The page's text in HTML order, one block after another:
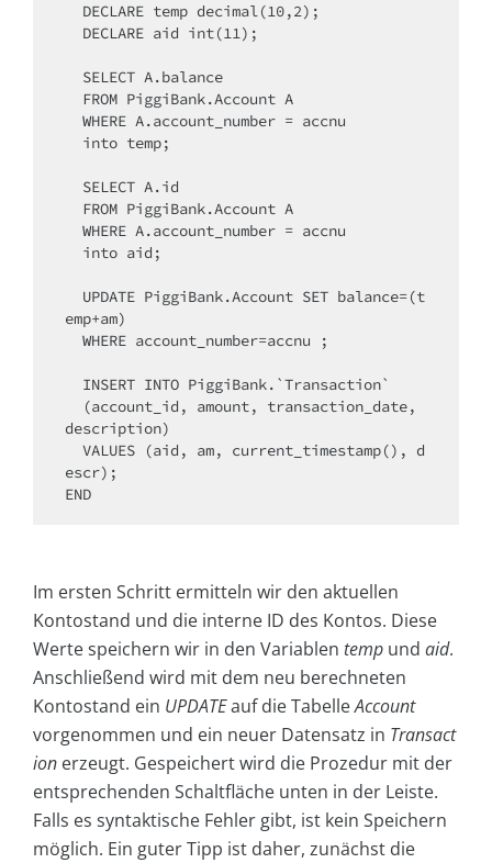
emp+am)
description)
escr);
Im ersten Schritt ermitteln wir den aktuellen
Kontostand und die interne ID des Kontos. Diese
Werte speichern wir in den Variablen temp und aid.
Anschließend wird mit dem neu berechneten
Kontostand ein UPDATEauf die TabelleAccount
vorgenommen und ein neuer Datensatz in Transact
ion erzeugt. Gespeichert wird die Prozedur mit der
entsprechenden Schaltfläche unten in der Leiste.
Falls es syntaktische Fehler gibt, ist kein Speichern
möglich. Ein guter Tipp ist daher, zunächst die